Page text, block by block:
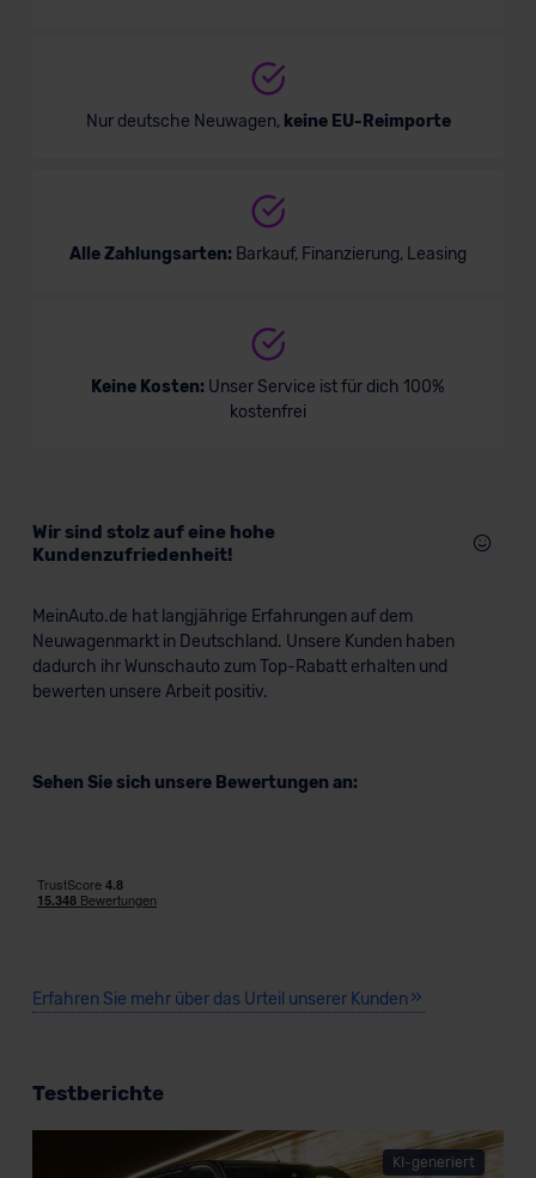
Nur deutsche Neuwagen, keine EU-Reimporte
Alle Zahlungsarten: Barkauf, Finanzierung, Leasing
Keine Kosten: Unser Service ist für dich 100%
kostenfrei
Wir sind stolz auf eine hohe
Kundenzufriedenheit!
MeinAuto.de hat langjährige Erfahrungen auf dem
Neuwagenmarkt in Deutschland. Unsere Kunden haben
dadurch ihr Wunschauto zum Top-Rabatt erhalten und
bewerten unsere Arbeit positiv.
Sehen Sie sich unsere Bewertungen an:
Erfahren Sie mehr über das Urteil unserer Kunden
Testberichte
KI-generiert